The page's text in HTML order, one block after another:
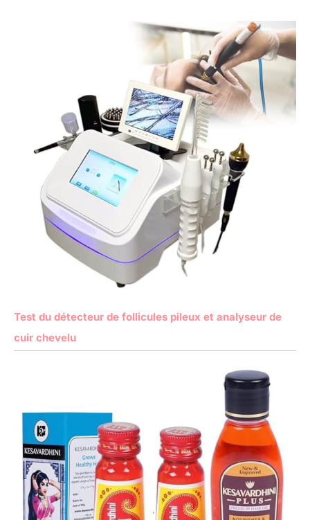
Test du détecteur de follicules pileux et analyseur de
cuir chevelu